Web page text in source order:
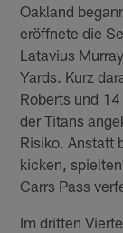
Oakland
eröffnete die
Latavius
Yards. Kurz
Roberts und
der Titans
Risiko. Anstatt
kicken,
Carrs Pass
Im dritten